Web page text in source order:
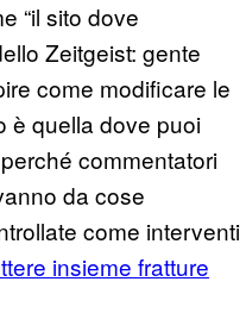
“il sito dove
Zeitgeist: gente
come modificare le
è quella dove puoi
commentatori
da cose
come interventi
insieme fratture